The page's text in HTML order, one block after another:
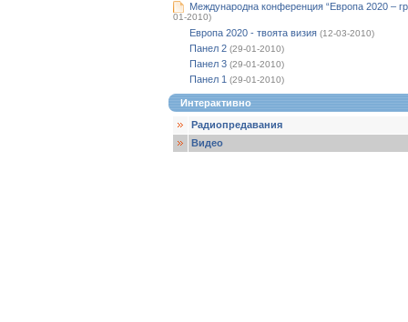
Международна конференция “Европа 2020 –
01-2010)
Европа 2020 - твоята визия (12-03-2010)
Панел 2 (29-01-2010)
Панел 3 (29-01-2010)
Панел 1 (29-01-2010)
Интерактивно
Радиопредавания
Видео